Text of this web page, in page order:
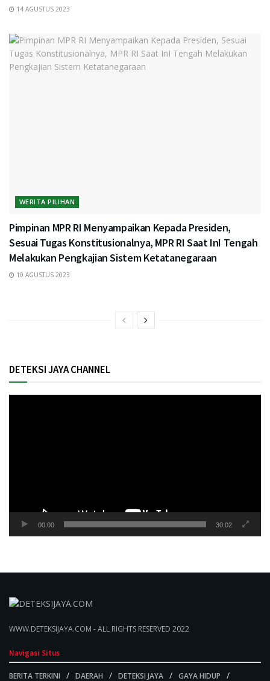
14 AGUSTUS 2023
WERITA PILIHAN
Pimpinan MPR RI Menyampaikan Kepada Presiden,
Sesuai Tugas Konstitusionalnya, MPR RI Saat InI Tengah
Melakukan Pengkajian Sistem Ketatanegaraan
10 AGUSTUS 2023
DETEKSI JAYA CHANNEL
00:00 30:02
WWW.DETEKSIJAYA.COM - ALL RIGHTS RESERVED 2022
Navigasi Situs
BERITA TERKINI DAERAH DETEKSI JAYA GAYA HIDUP